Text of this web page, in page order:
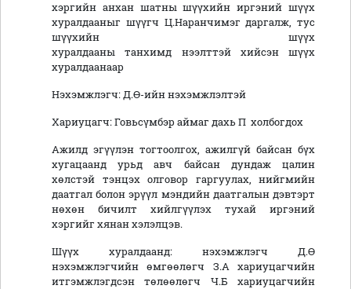
хэргийн анхан шатны шүүхийн иргэний шүүх
хуралдааныг шүүгч Ц.Наранчимэг даргалж, тус
шүүхийн шүүх
хуралдааны танхимд нээлттэй хийсэн шүүх
хуралдаанаар
Нэхэмжлэгч: Д.Ө-ийн нэхэмжлэлтэй
Хариуцагч: Говьсүмбэр аймаг дахь П холбогдох
Ажилд эгүүлэн тогтоолгох, ажилгүй байсан бүх
хугацаанд урьд авч байсан дундаж цалин
хөлстэй тэнцэх олговор гаргуулах, нийгмийн
даатгал болон эрүүл мэндийн даатгалын дэвтэрт
нөхөн бичилт хийлгүүлэх тухай иргэний
хэргийг хянан хэлэлцэв.
Шүүх хуралдаанд: нэхэмжлэгч Д.Ө
нэхэмжлэгчийн өмгөөлөгч З.А хариуцагчийн
итгэмжлэгдсэн төлөөлөгч Ч.Б хариуцагчийн